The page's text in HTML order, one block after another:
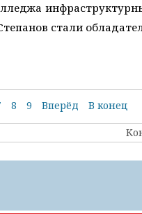
стали
8 9 Вперёд В конец